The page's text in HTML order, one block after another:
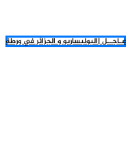
عـاجــل |البوليساريو و الجزائر في ورطة